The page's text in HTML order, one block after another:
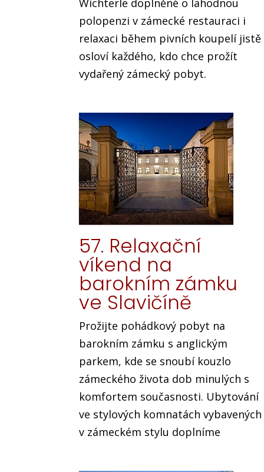
Wichterle doplněné o lahodnou
polopenzi v zámecké restauraci i
relaxaci během pivních koupelí jistě
osloví každého, kdo chce prožít
vydařený zámecký pobyt.
57. Relaxační
víkend na
barokním zámku
ve Slavičíně
Prožijte pohádkový pobyt na
barokním zámku s anglickým
parkem, kde se snoubí kouzlo
zámeckého života dob minulých s
komfortem současnosti. Ubytování
ve stylových komnatách vybavených
v zámeckém stylu doplníme